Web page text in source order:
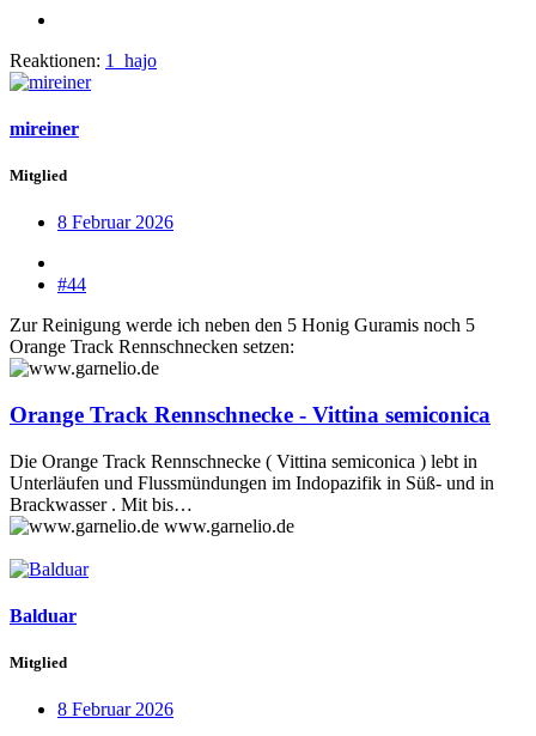
Reaktionen: 1_hajo
mireiner
Mitglied
8 Februar 2026
#44
Zur Reinigung werde ich neben den 5 Honig Guramis noch 5
Orange Track Rennschnecken setzen:
Orange Track Rennschnecke - Vittina semiconica
Die Orange Track Rennschnecke ( Vittina semiconica ) lebt in
Unterläufen und Flussmündungen im Indopazifik in Süß- und in
Brackwasser . Mit bis…
www.garnelio.de
Balduar
Mitglied
8 Februar 2026